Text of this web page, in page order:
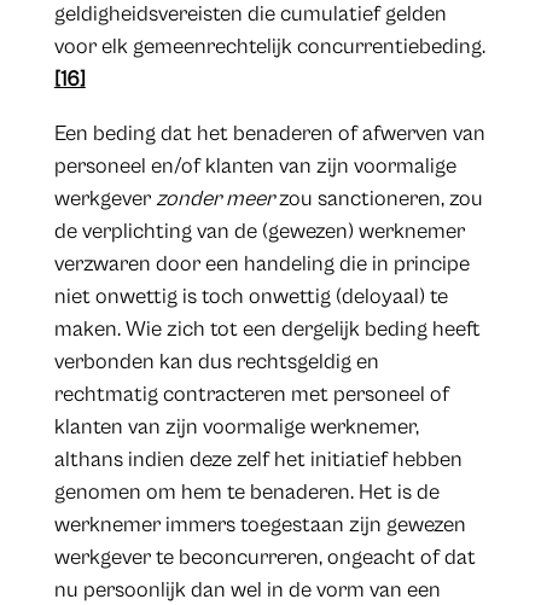
geldigheidsvereisten die cumulatief gelden
voor elk gemeenrechtelijk concurrentiebeding.
[16]
Een beding dat het benaderen of afwerven van
personeel en/of klanten van zijn voormalige
werkgeverzonder meerzou sanctioneren, zou
de verplichting van de (gewezen) werknemer
verzwaren door een handeling die in principe
niet onwettig is toch onwettig (deloyaal) te
maken. Wie zich tot een dergelijk beding heeft
verbonden kan dus rechtsgeldig en
rechtmatig contracteren met personeel of
klanten van zijn voormalige werknemer,
althans indien deze zelf het initiatief hebben
genomen om hem te benaderen. Het is de
werknemer immers toegestaan zijn gewezen
werkgever te beconcurreren, ongeacht of dat
nu persoonlijk dan wel in de vorm van een